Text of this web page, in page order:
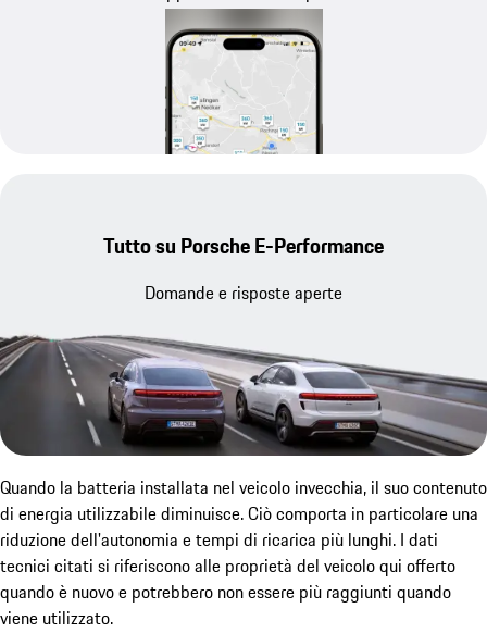
Tutto su Porsche E-Performance
Domande e risposte aperte
Quando la batteria installata nel veicolo invecchia, il suo contenuto
di energia utilizzabile diminuisce. Ciò comporta in particolare una
riduzione dell'autonomia e tempi di ricarica più lunghi. I dati
tecnici citati si riferiscono alle proprietà del veicolo qui offerto
quando è nuovo e potrebbero non essere più raggiunti quando
viene utilizzato.